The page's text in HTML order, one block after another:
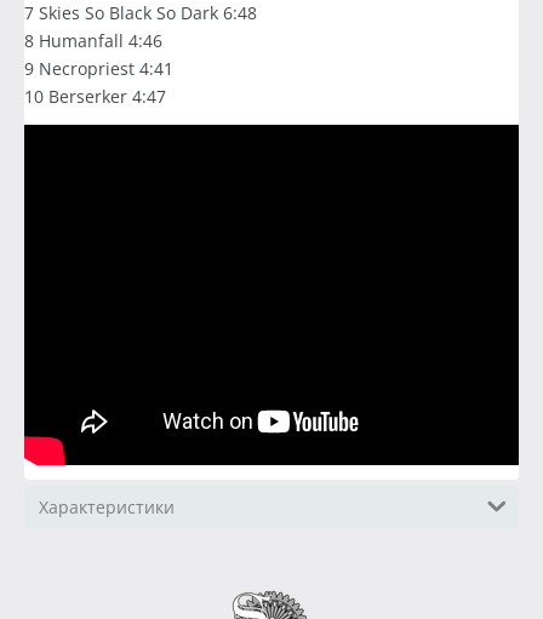
7 Skies So Black So Dark 6:48
8 Humanfall 4:46
9 Necropriest 4:41
10 Berserker 4:47
Характеристики